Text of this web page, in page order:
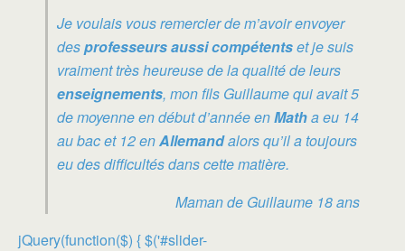
Je voulais vous remercier de m’avoir envoyer
desprofesseurs aussi compétentset je suis
vraiment très heureuse de la qualité de leurs
enseignements, mon fils Guillaume qui avait 5
de moyenne en début d’année enMatha eu 14
au bac et 12 enAllemandalors qu’il a toujours
eu des difficultés dans cette matière.
Maman de Guillaume 18 ans
jQuery(function($) { $('#slider-